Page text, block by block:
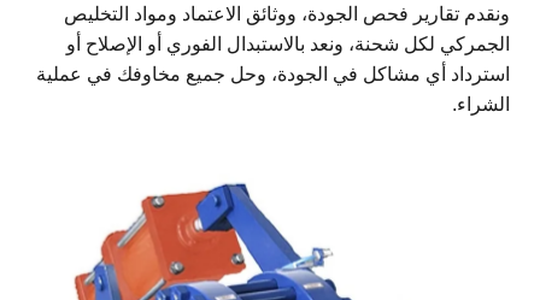
ونقدم تقارير فحص الجودة، ووثائق الاعتماد ومواد التخليص
الجمركي لكل شحنة، ونعد بالاستبدال الفوري أو الإصلاح أو
استرداد أي مشاكل في الجودة، وحل جميع مخاوفك في عملية
الشراء.